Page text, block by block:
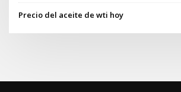
Precio del aceite de wti hoy